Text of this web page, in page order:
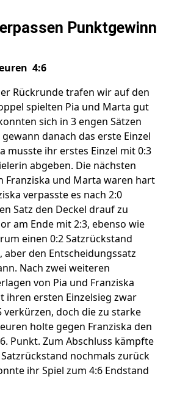
Punktgewinn
4:6
Rückrunde trafen wir auf den
spielten Pia und Marta gut
sich in 3 engen Sätzen
danach das erste Einzel
musste ihr erstes Einzel mit 0:3
abgeben. Die nächsten
Franziska und Marta waren hart
verpasste es nach 2:0
Satz den Deckel drauf zu
am Ende mit 2:3, ebenso wie
einen 0:2 Satzrückstand
den Entscheidungssatz
Nach zwei weiteren
von Pia und Franziska
ihren ersten Einzelsieg zwar
verkürzen, doch die zu starke
holte gegen Franziska den
Punkt. Zum Abschluss kämpfte
Satzrückstand nochmals zurück
ihr Spiel zum 4:6 Endstand